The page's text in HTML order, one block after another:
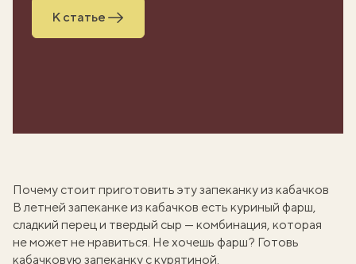
К статье
Почему стоит приготовить эту запеканку из кабачков
В летней запеканке из кабачков есть куриный фарш,
сладкий перец и твердый сыр — комбинация, которая
не может не нравиться. Не хочешь фарш? Готовь
кабачковую запеканку с курятиной.